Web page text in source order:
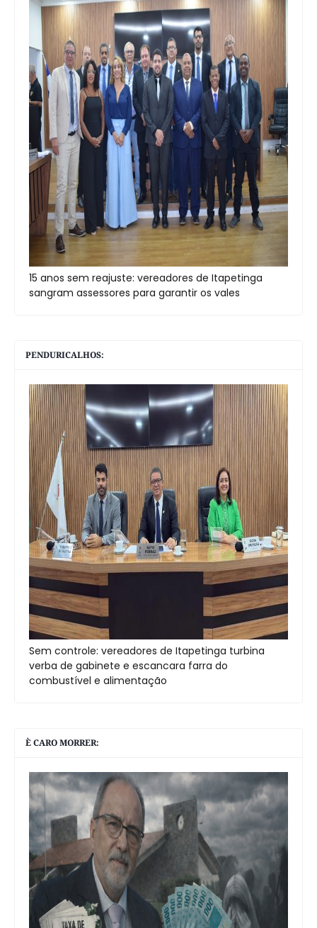
15 anos sem reajuste: vereadores de Itapetinga
sangram assessores para garantir os vales
PENDURICALHOS:
Sem controle: vereadores de Itapetinga turbina
verba de gabinete e escancara farra do
combustível e alimentação
È CARO MORRER: